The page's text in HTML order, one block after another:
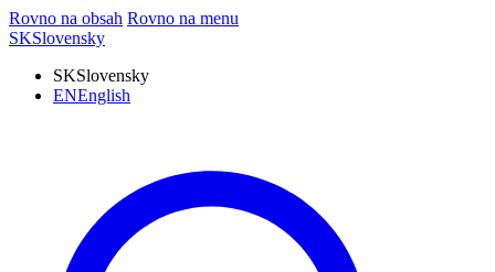
Rovno na obsah Rovno na menu
SKSlovensky
SKSlovensky
ENEnglish